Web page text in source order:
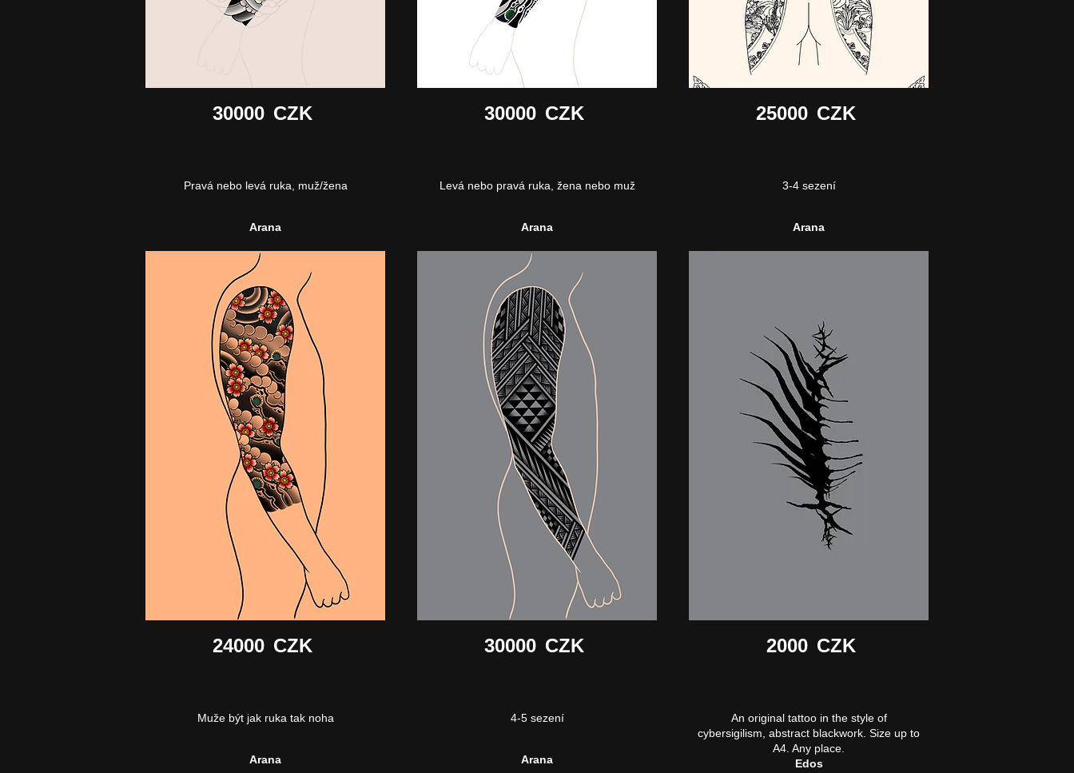
30000 CZK
Pravá nebo levá ruka, muž/žena
Arana
24000 CZK
Muže být jak ruka tak noha
Arana
30000 CZK
Levá nebo pravá ruka, žena nebo muž
Arana
30000 CZK
4-5 sezení
Arana
25000 CZK
3-4 sezení
Arana
2000 CZK
An original tattoo in the style of
cybersigilism, abstract blackwork. Size up to
A4. Any place.
Edos